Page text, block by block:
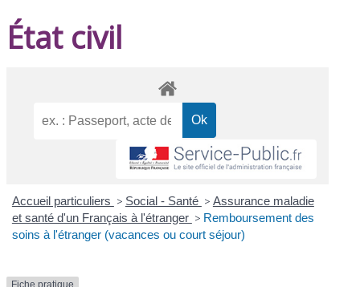
État civil
Accueil particuliers > Social - Santé > Assurance maladie
et santé d'un Français à l'étranger > Remboursement des
soins à l'étranger (vacances ou court séjour)
Fiche pratique